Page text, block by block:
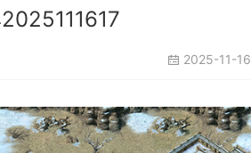
2025-11-16